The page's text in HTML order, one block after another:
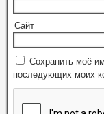
Сайт
Сохранить моё
последующих моих